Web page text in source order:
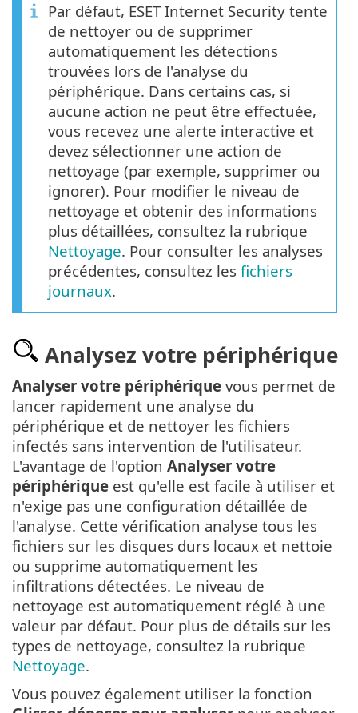
Par défaut, ESET Internet Security tente
de nettoyer ou de supprimer
automatiquement les détections
trouvées lors de l'analyse du
périphérique. Dans certains cas, si
aucune action ne peut être effectuée,
vous recevez une alerte interactive et
devez sélectionner une action de
nettoyage (par exemple, supprimer ou
ignorer). Pour modifier le niveau de
nettoyage et obtenir des informations
plus détaillées, consultez la rubrique
Nettoyage. Pour consulter les analyses
précédentes, consultez les fichiers
journaux.
Analysez votre périphérique
Analyser votre périphérique vous permet de
lancer rapidement une analyse du
périphérique et de nettoyer les fichiers
infectés sans intervention de l'utilisateur.
L'avantage de l'option Analyser votre
périphérique est qu'elle est facile à utiliser et
n'exige pas une configuration détaillée de
l'analyse. Cette vérification analyse tous les
fichiers sur les disques durs locaux et nettoie
ou supprime automatiquement les
infiltrations détectées. Le niveau de
nettoyage est automatiquement réglé à une
valeur par défaut. Pour plus de détails sur les
types de nettoyage, consultez la rubrique
Nettoyage.
Vous pouvez également utiliser la fonction